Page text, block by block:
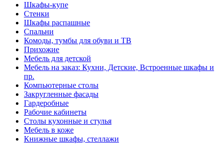
Шкафы-купе
Стенки
Шкафы распашные
Спальни
Комоды, тумбы для обуви и ТВ
Прихожие
Мебель для детской
Мебель на заказ: Кухни, Детские, Встроенные шкафы и
пр.
Компьютерные столы
Закругленные фасады
Гардеробные
Рабочие кабинеты
Столы кухонные и стулья
Мебель в коже
Книжные шкафы, стеллажи